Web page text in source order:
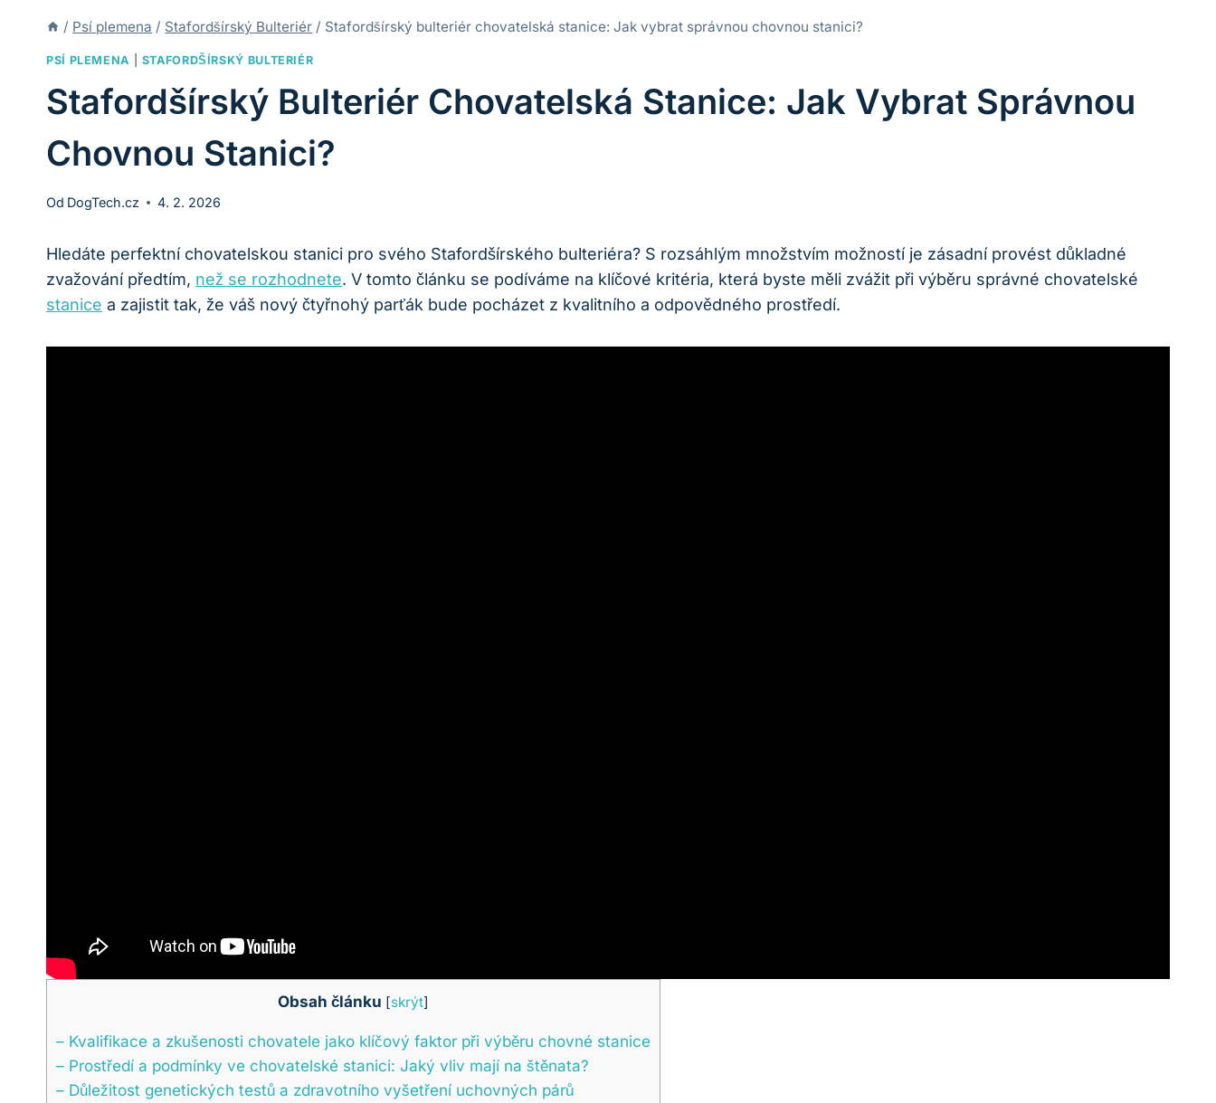
/ Psí plemena / Stafordšírský Bulteriér / Stafordšírský bulteriér chovatelská stanice: Jak vybrat správnou chovnou stanici?
PSÍ PLEMENA STAFORDŠÍRSKÝ BULTERIÉR
Stafordšírský Bulteriér Chovatelská Stanice: Jak Vybrat Správnou
Chovnou Stanici?
Od DogTech.cz 4. 2. 2026
Hledáte perfektní chovatelskou stanici pro svého Stafordšírského bulteriéra? S rozsáhlým množstvím možností je zásadní provést důkladné
zvažování předtím, než se rozhodnete. V tomto článku se podíváme na klíčové kritéria, která byste měli zvážit při výběru správné chovatelské
stanice a zajistit tak, že váš nový čtyřnohý parťák bude pocházet z kvalitního a odpovědného prostředí.
Obsah článku [skrýt]
– Kvalifikace a zkušenosti chovatele jako klíčový faktor při výběru chovné stanice
– Prostředí a podmínky ve chovatelské stanici: Jaký vliv mají na štěnata?
– Důležitost genetických testů a zdravotního vyšetření uchovných párů